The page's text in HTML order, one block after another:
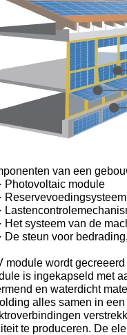
van een
· Photovoltaic module
· Reservevoedingsysteem
·
· Het systeem van de
· De steun voor
module wordt
is ingekapseld met
en waterdicht
alles samen in
te produceren. De